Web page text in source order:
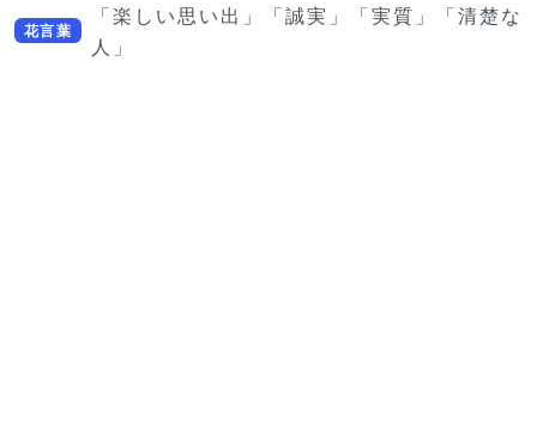
花言葉
「楽しい思い出」「誠実」「実質」「清楚な
人」